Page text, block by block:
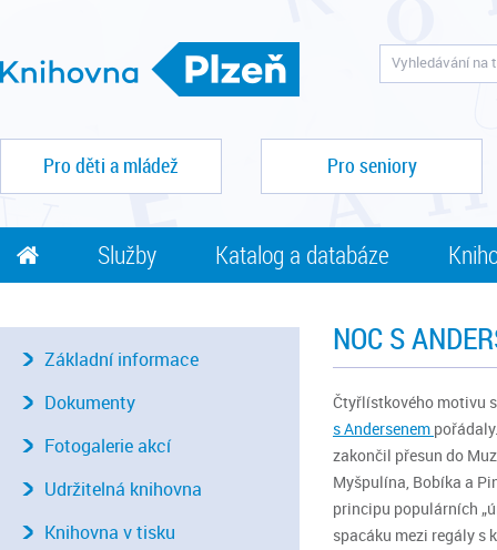
Pro děti a mládež Pro seniory
Služby Katalog a databáze
NOC S
Čtyřlístkového motivu
s Andersenem
zakončil přesun do
Myšpulína, Bobíka a
principu populárních
spacáku mezi regály s
Základní informace
Dokumenty
Fotogalerie akcí
Udržitelná knihovna
Knihovna v tisku